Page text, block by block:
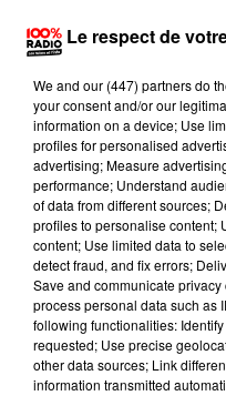
Lecture (1 min
100%
Le respect de
We and our (447) partnersdo
your consent and/or our
information on a device; Use
profiles for personalised
advertising; Measure
performance; Understand
of data from different sources;
profiles to personalise content;
content; Use limited data to
detect fraud, and fix errors;
Save and communicate
process personal data such as
following functionalities:
requested; Use precise
other data sources; Link
information transmitted